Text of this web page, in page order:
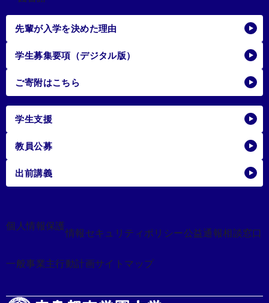
先輩が入学を決めた理由
学生募集要項（デジタル版）
ご寄附はこちら
学生支援
教員公募
出前講義
個人情報保護
情報セキュリティポリシー公益通報相談窓口
一般事業主行動計画サイトマップ